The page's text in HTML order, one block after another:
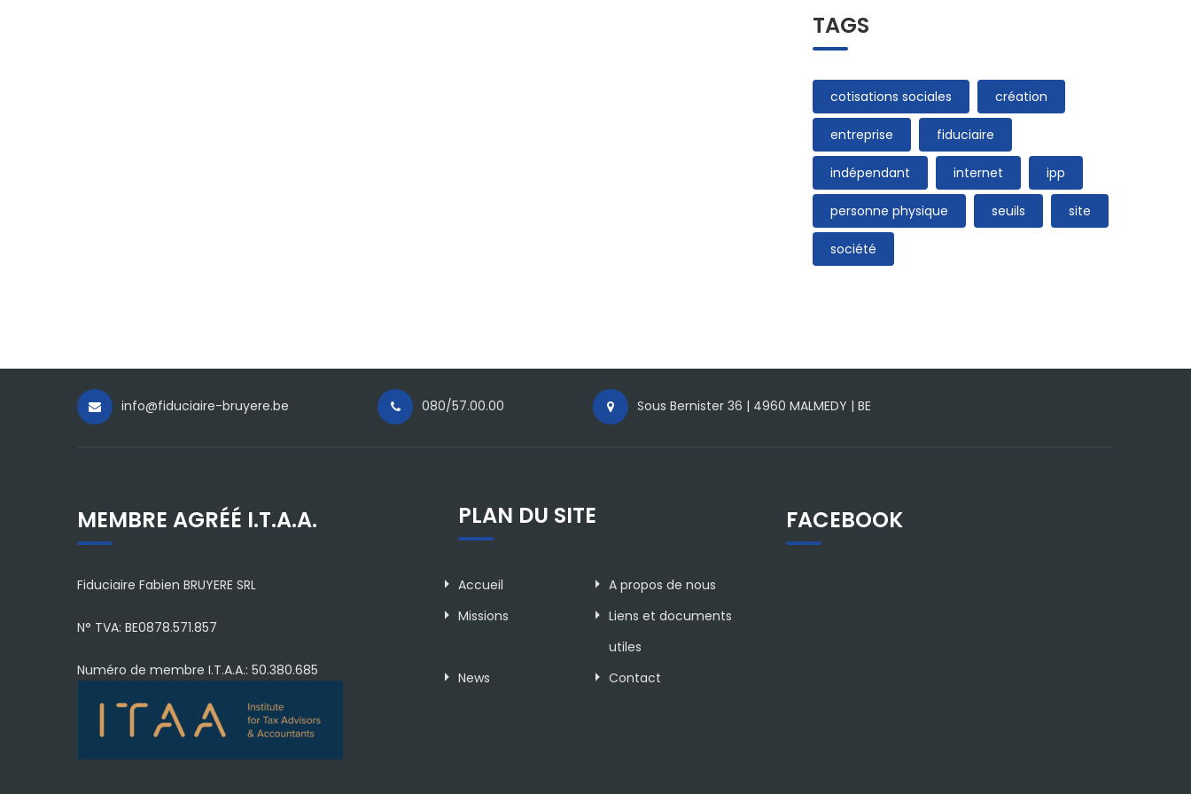
TAGS
cotisations sociales création
entreprise fiduciaire
indépendant internet ipp
personne physique seuils site
société
info@fiduciaire-bruyere.be 080/57.00.00 Sous Bernister 36 | 4960 MALMEDY | BE
MEMBRE AGRÉÉ I.T.A.A.
Fiduciaire Fabien BRUYERE SRL
N° TVA: BE0878.571.857
Numéro de membre I.T.A.A.: 50.380.685
PLAN DU SITE
Accueil
A propos de nous
Missions
Liens et documents
utiles
News
Contact
FACEBOOK